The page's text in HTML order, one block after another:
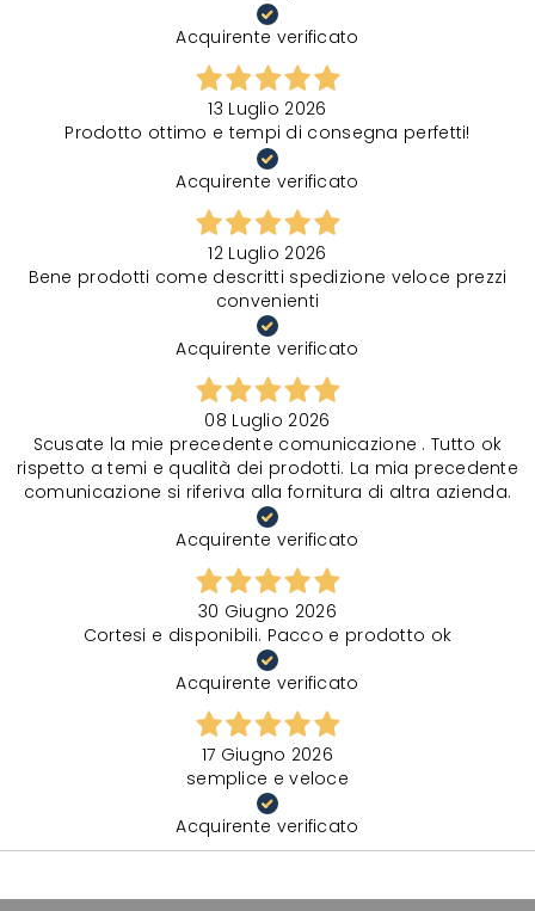
Acquirente verificato
13 Luglio 2026
Prodotto ottimo e tempi di consegna perfetti!
Acquirente verificato
12 Luglio 2026
Bene prodotti come descritti spedizione veloce prezzi
convenienti
Acquirente verificato
08 Luglio 2026
Scusate la mie precedente comunicazione . Tutto ok
rispetto a temi e qualità dei prodotti. La mia precedente
comunicazione si riferiva alla fornitura di altra azienda.
Acquirente verificato
30 Giugno 2026
Cortesi e disponibili. Pacco e prodotto ok
Acquirente verificato
17 Giugno 2026
semplice e veloce
Acquirente verificato